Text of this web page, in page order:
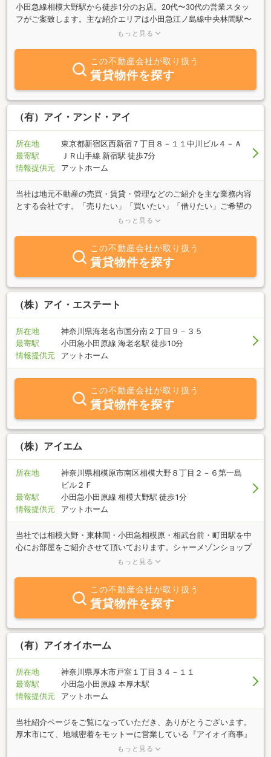
小田急線相模大野駅から徒歩1分のお店。20代〜30代の営業スタッ
フがご案致します。主な紹介エリアは小田急江ノ島線中央林間駅〜
町田駅、小田急小田原線相武台前駅〜町田駅まで取扱いございま
もっと見る
この不動産会社が取り扱う
賃貸物件を探す
（有）アイ・アンド・アイ
所在地
東京都新宿区西新宿７丁目８－１１中川ビル４－Ａ
最寄駅
ＪＲ山手線 新宿駅 徒歩7分
情報提供元
アットホーム
当社は地元不動産の売買・賃貸・管理などのご紹介を主な業務内容
とする会社です。「売りたい」「買いたい」「借りたい」ご希望の
方は、不動産に関する質問はどんなことでもお気軽にご相談くださ
掛けております。特に新宿区エリアはぜひ、当社へご相談くださ
もっと見る
この不動産会社が取り扱う
賃貸物件を探す
（株）アイ・エステート
所在地
神奈川県海老名市国分南２丁目９－３５
最寄駅
小田急小田原線 海老名駅 徒歩10分
情報提供元
アットホーム
この不動産会社が取り扱う
賃貸物件を探す
（株）アイエム
所在地
神奈川県相模原市南区相模大野８丁目２－６第一島
ビル２Ｆ
最寄駅
小田急小田原線 相模大野駅 徒歩1分
情報提供元
アットホーム
当社では相模大野・東林間・小田急相模原・相武台前・町田駅を中
心にお部屋をご紹介させて頂いております。シャーメゾンショップ
加盟店として、相模大野駅前ではもっとも多くの積水ハウス施工の
ていて、綺麗なお部屋をお探しの方はぜひ一度お気軽にご来店・お
問い合わせ下さいませ。初期費用の一部クレジット決済ができま
す。初期費用が用意できずに断念したお部屋がありましたら、是非
アイエムまでご相談下さい。
もっと見る
この不動産会社が取り扱う
賃貸物件を探す
（有）アイオイホーム
所在地
神奈川県厚木市戸室１丁目３４－１１
最寄駅
小田急小田原線 本厚木駅
情報提供元
アットホーム
当社紹介ページをご覧になっていただき、ありがとうございます。
厚木市にて、地域密着をモットーに営業している『アイオイ商事』
と申します。厚木市を中心に、県央エリアの賃貸・売買の不動産物
もっと見る